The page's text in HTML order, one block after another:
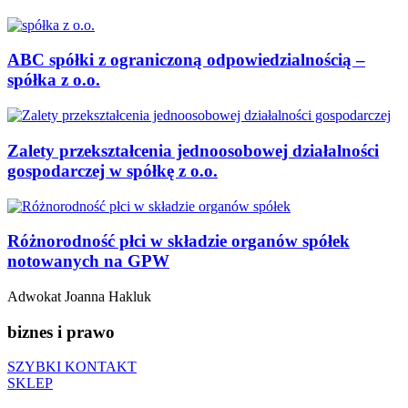
ABC spółki z ograniczoną odpowiedzialnością –
spółka z o.o.
Zalety przekształcenia jednoosobowej działalności
gospodarczej w spółkę z o.o.
Różnorodność płci w składzie organów spółek
notowanych na GPW
Adwokat Joanna Hakluk
biznes i prawo
SZYBKI KONTAKT
SKLEP